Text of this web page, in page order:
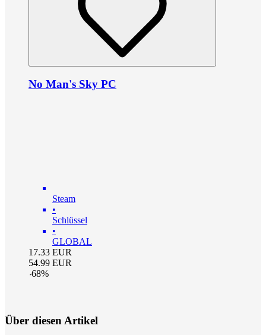
No Man's Sky PC
Steam
•
Schlüssel
•
GLOBAL
17.33 EUR
54.99 EUR
-68%
Über diesen Artikel